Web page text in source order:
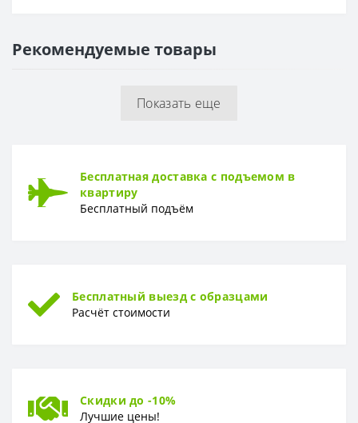
РАППОРТ
Тип Винил-компакт
Рекомендуемые товары
Показать еще
Бесплатная доставка с подъемом в
квартиру
Бесплатный подъём
Бесплатный выезд с образцами
Расчёт стоимости
Скидки до -10%
Лучшие цены!